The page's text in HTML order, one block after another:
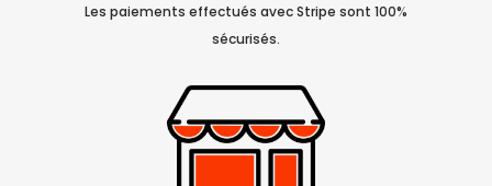
Les paiements effectués avec Stripe sont 100%
sécurisés.